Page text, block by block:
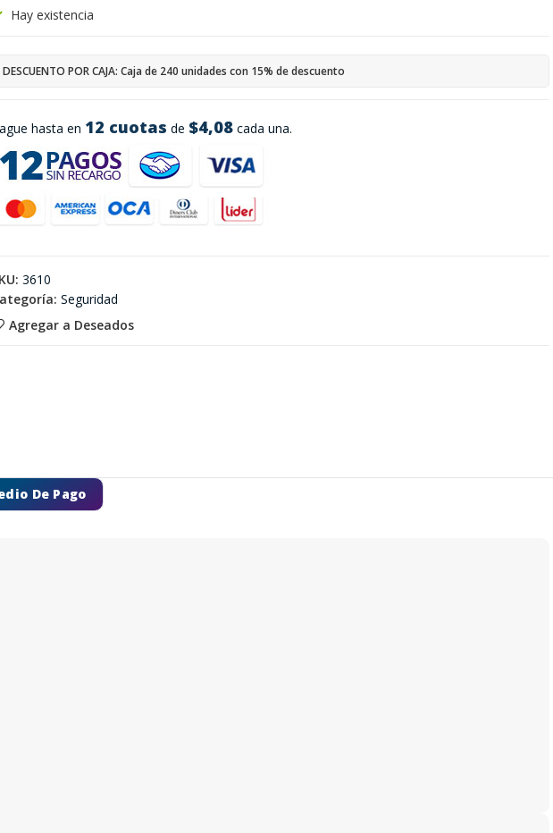
hasta en 12 cuotas de $4,08cada una.
Hay existencia
DESCUENTO POR CAJA: Caja de 240 unidades con 15% de descuento
Agregar a Deseados
3610
Seguridad
De Pago